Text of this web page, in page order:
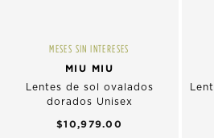
MESES SIN INTERESES
MIU MIU
Lentes de sol ovalados
dorados Unisex
$10,979.00